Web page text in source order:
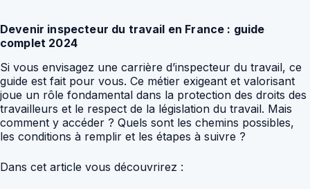
Devenir inspecteur du travail en France : guide
complet 2024
Si vous envisagez une carrière d’inspecteur du travail, ce
guide est fait pour vous. Ce métier exigeant et valorisant
joue un rôle fondamental dans la protection des droits des
travailleurs et le respect de la législation du travail. Mais
comment y accéder ? Quels sont les chemins possibles,
les conditions à remplir et les étapes à suivre ?
Dans cet article vous découvrirez :